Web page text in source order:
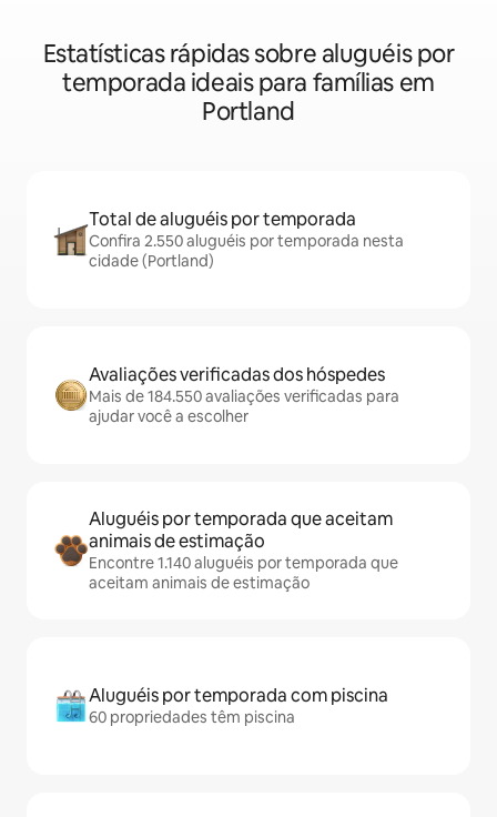
Estatísticas rápidas sobre aluguéis por
temporada ideais para famílias em
Portland
Total de aluguéis por temporada
Confira 2.550 aluguéis por temporada nesta
cidade (Portland)
Avaliações verificadas dos hóspedes
Mais de 184.550 avaliações verificadas para
ajudar você a escolher
Aluguéis por temporada que aceitam
animais de estimação
Encontre 1.140 aluguéis por temporada que
aceitam animais de estimação
Aluguéis por temporada com piscina
60 propriedades têm piscina